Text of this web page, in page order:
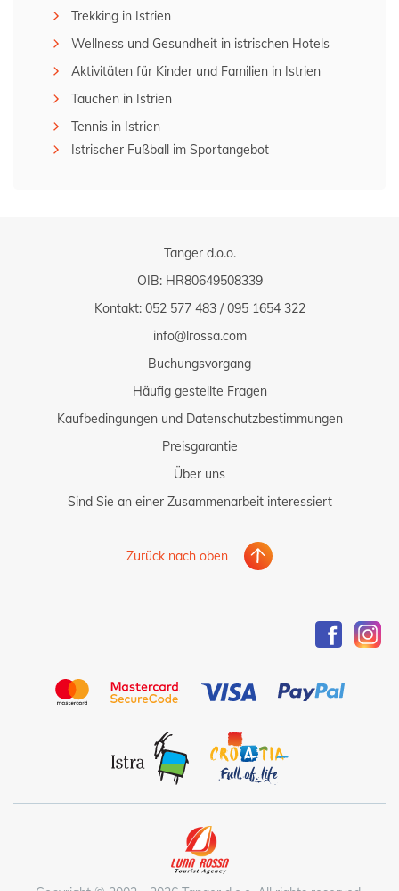
Trekking in Istrien
Wellness und Gesundheit in istrischen Hotels
Aktivitäten für Kinder und Familien in Istrien
Tauchen in Istrien
Tennis in Istrien
Istrischer Fußball im Sportangebot
Tanger d.o.o.
OIB: HR80649508339
Kontakt: 052 577 483/095 1654 322
info@lrossa.com
Buchungsvorgang
Häufig gestellte Fragen
Kaufbedingungen und Datenschutzbestimmungen
Preisgarantie
Über uns
Sind Sie an einer Zusammenarbeit interessiert
Zurück nach oben